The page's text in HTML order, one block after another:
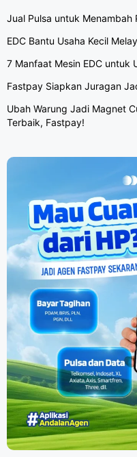
Jual Pulsa untuk Menambah
EDC Bantu Usaha Kecil
7 Manfaat Mesin EDC untuk
Fastpay Siapkan Juragan
Ubah Warung Jadi Magnet
Terbaik, Fastpay!